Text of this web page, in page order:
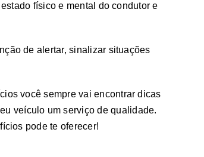
físico e mental do condutor e
de alertar, sinalizar situações
você sempre vai encontrar dicas
veículo um serviço de qualidade.
pode te oferecer!